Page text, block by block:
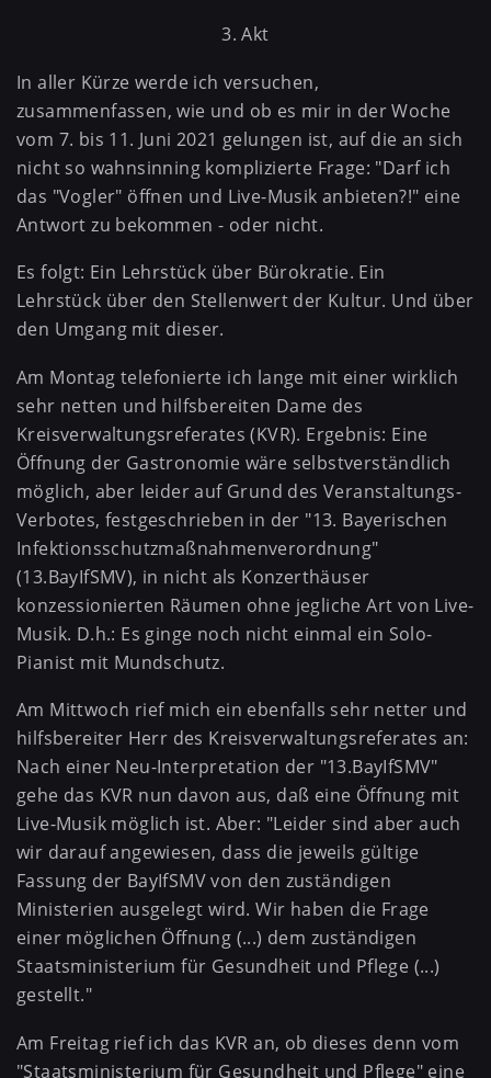
3. Akt
In aller Kürze werde ich versuchen,
zusammenfassen, wie und ob es mir in der Woche
vom 7. bis 11. Juni 2021 gelungen ist, auf die an sich
nicht so wahnsinning komplizierte Frage: "Darf ich
das "Vogler" öffnen und Live-Musik anbieten?!" eine
Antwort zu bekommen - oder nicht.
Es folgt: Ein Lehrstück über Bürokratie. Ein
Lehrstück über den Stellenwert der Kultur. Und über
den Umgang mit dieser.
Am Montag telefonierte ich lange mit einer wirklich
sehr netten und hilfsbereiten Dame des
Kreisverwaltungsreferates (KVR). Ergebnis: Eine
Öffnung der Gastronomie wäre selbstverständlich
möglich, aber leider auf Grund des Veranstaltungs-
Verbotes, festgeschrieben in der "13. Bayerischen
Infektionsschutzmaßnahmenverordnung"
(13.BayIfSMV), in nicht als Konzerthäuser
konzessionierten Räumen ohne jegliche Art von Live-
Musik. D.h.: Es ginge noch nicht einmal ein Solo-
Pianist mit Mundschutz.
Am Mittwoch rief mich ein ebenfalls sehr netter und
hilfsbereiter Herr des Kreisverwaltungsreferates an:
Nach einer Neu-Interpretation der "13.BayIfSMV"
gehe das KVR nun davon aus, daß eine Öffnung mit
Live-Musik möglich ist. Aber: "Leider sind aber auch
wir darauf angewiesen, dass die jeweils gültige
Fassung der BayIfSMV von den zuständigen
Ministerien ausgelegt wird. Wir haben die Frage
einer möglichen Öffnung (...) dem zuständigen
Staatsministerium für Gesundheit und Pflege (...)
gestellt."
Am Freitag rief ich das KVR an, ob dieses denn vom
"Staatsministerium für Gesundheit und Pflege" eine